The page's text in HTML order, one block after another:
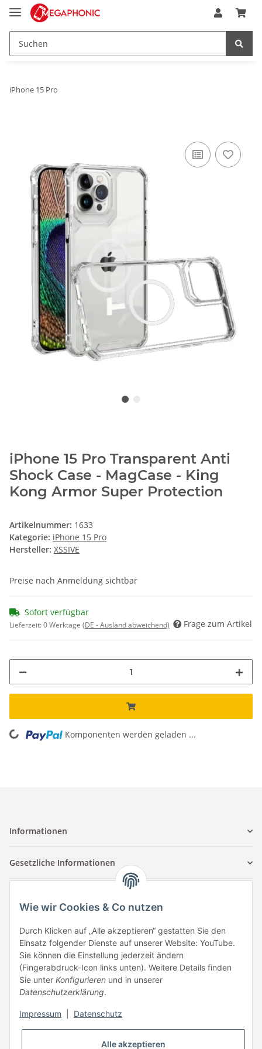
iPhone 15 Pro
iPhone 15 Pro Transparent Anti
Shock Case - MagCase - King
Kong Armor Super Protection
Artikelnummer: 1633
Kategorie: iPhone 15 Pro
Hersteller: XSSIVE
Preise nach Anmeldung sichtbar
Sofort verfügbar
Lieferzeit:0 Werktage (DE - Ausland abweichend) Frage zum Artikel
Loading... Komponenten werden geladen ...
Informationen
Gesetzliche Informationen
Tuccar GmbH
Raum A-123
Anton-Kux-Str.2
41460 Neuss
E-Mail: info @ megaphonic.de
Kundenservice
Mo - Fr 10:00 - 18:00
Wie wir Cookies & Co nutzen
Durch Klicken auf „Alle akzeptieren“ gestatten Sie den
Einsatz folgender Dienste auf unserer Website: YouTube.
Sie können die Einstellung jederzeit ändern
(Fingerabdruck-Icon links unten). Weitere Details finden
Sie unter Konfigurieren und in unserer
Datenschutzerklärung.
Impressum Datenschutz
Alle akzeptieren